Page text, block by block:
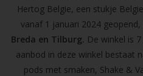
Hertog Belgie, een stukje
vanaf 1 januari 2024 geopend,
Breda en Tilburg. De winkel is
aanbod in deze winkel bestaat
pods met smaken, Shake &